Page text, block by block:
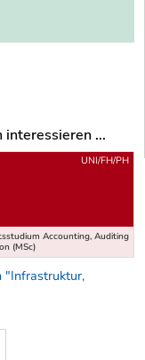
interessieren ...
Accounting, Auditing
(MSc)
UNI/FH/PH
"Infrastruktur,